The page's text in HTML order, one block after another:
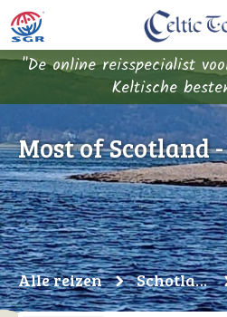
"De online reisspecialist
Keltische
Most of Scotland
Alle reizen Schotland